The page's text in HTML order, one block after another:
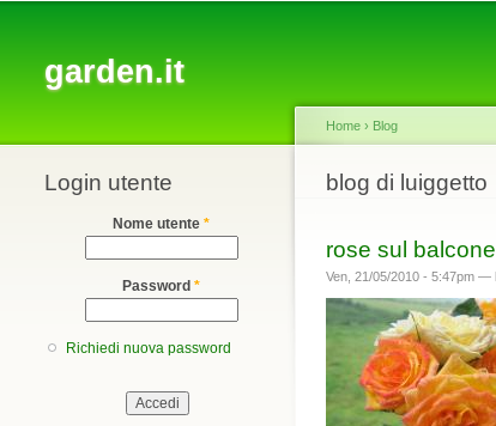
garden.it
Login utente
Nome utente *
Password *
Richiedi nuova password
You are here
Home › Blog
blog di luiggetto
rose sul balcone
Ven, 21/05/2010 - 5:47pm —